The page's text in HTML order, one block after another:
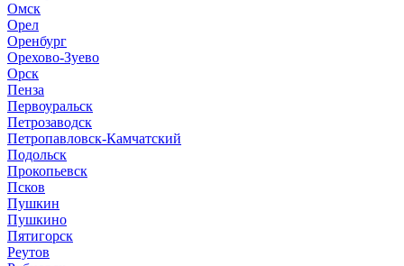
Омск
Орел
Оренбург
Орехово-Зуево
Орск
Пенза
Первоуральск
Петрозаводск
Петропавловск-Камчатский
Подольск
Прокопьевск
Псков
Пушкин
Пушкино
Пятигорск
Реутов